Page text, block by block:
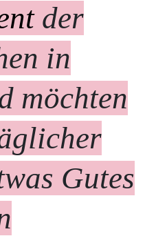
der
in
möchten
Gutes